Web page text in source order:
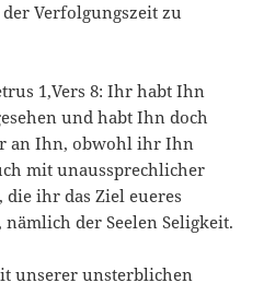
Verfolgungszeit zu
1,Vers 8: Ihr habt Ihn
und habt Ihn doch
an Ihn, obwohl ihr Ihn
mit unaussprechlicher
ihr das Ziel eueres
der Seelen Seligkeit.
unserer unsterblichen